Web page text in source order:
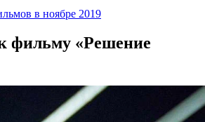
в ноябре 2019
фильму «Решение